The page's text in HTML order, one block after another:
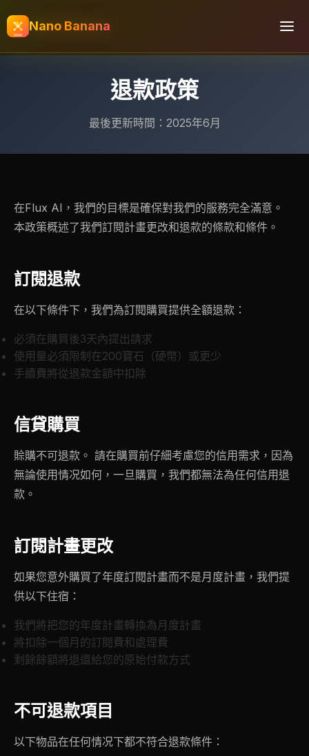
Nano Banana
退款政策
最後更新時間：2025年6月
在Flux AI，我們的目標是確保對我們的服務完全滿意。
本政策概述了我們訂閱計畫更改和退款的條款和條件。
訂閱退款
在以下條件下，我們為訂閱購買提供全額退款：
必須在購買後3天內提出請求
使用量必須限制在200寶石（硬幣）或更少
手續費將從退款金額中扣除
信貸購買
賒購不可退款。 請在購買前仔細考慮您的信用需求，因為
無論使用情况如何，一旦購買，我們都無法為任何信用退
款。
訂閱計畫更改
如果您意外購買了年度訂閱計畫而不是月度計畫，我們提
供以下住宿：
我們將把您的年度計畫轉換為月度計畫
將扣除一個月的訂閱費和處理費
剩餘餘額將退還給您的原始付款方式
不可退款項目
以下物品在任何情况下都不符合退款條件：